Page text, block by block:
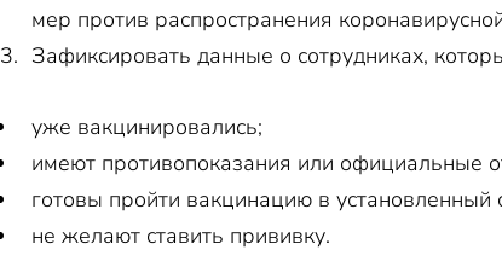
мер против распространения
Зафиксировать данные о сотрудниках,
уже вакцинировались;
имеют противопоказания или официальные
готовы пройти вакцинацию в установленный
не желают ставить прививку.